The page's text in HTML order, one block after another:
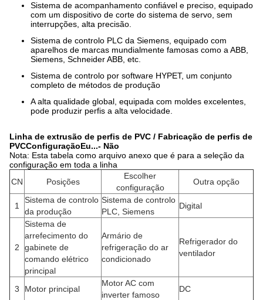
Sistema de acompanhamento confiável e preciso, equipado
com um dispositivo de corte do sistema de servo, sem
interrupções, alta precisão.
Sistema de controlo PLC da Siemens, equipado com
aparelhos de marcas mundialmente famosas como a ABB,
Siemens, Schneider ABB, etc.
Sistema de controlo por software HYPET, um conjunto
completo de métodos de produção
A alta qualidade global, equipada com moldes excelentes,
pode produzir perfis a alta velocidade.
Linha de extrusão de perfis de PVC / Fabricação de perfis de
PVCConfiguraçãoEu...- Não
Nota: Esta tabela como arquivo anexo que é para a seleção da
configuração em toda a linha
CN
Posições
Escolher
configuração
Outra opção
1
Sistema de controlo
da produção
Sistema de controlo
PLC, Siemens
Digital
2
Sistema de
arrefecimento do
gabinete de
comando elétrico
principal
Armário de
refrigeração do ar
condicionado
Refrigerador do
ventilador
3 Motor principal
Motor AC com
inverter famoso
DC